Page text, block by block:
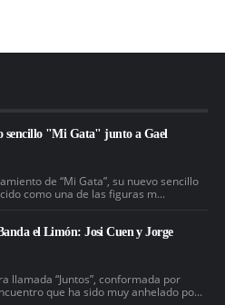
sencillo "Mi Gata" junto a Gael
de “Mi Gata”, su nuevo sencillo
como una de las figuras m...
el Limón: Josi Cuen y Jorge
llamada “Juntos”, conformada por
que ha sido muy anhelado po...